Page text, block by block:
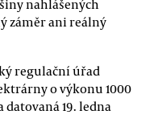
nahlášených
záměr ani reálný
regulační úřad
o výkonu 1000
19. ledna